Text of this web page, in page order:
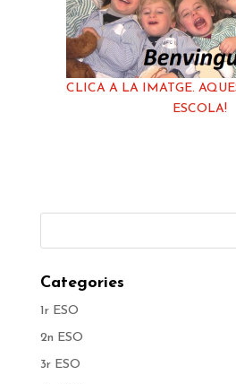
CLICA A LA IMATGE.
ESCOLA!
Categories
1r ESO
2n ESO
3r ESO